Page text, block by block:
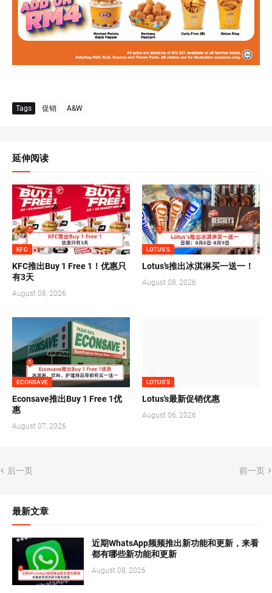
Tags 促销 A&W
延伸阅读
KFC
KFC推出Buy 1 Free 1！优惠只
有3天
August 08, 2026
LOTUS'S
Lotus’s推出冰淇淋买一送一！
August 08, 2026
ECONSAVE
Econsave推出Buy 1 Free 1优
惠
August 07, 2026
LOTUS'S
Lotus's最新促销优惠
August 06, 2026
后一页 前一页
最新文章
近期WhatsApp频频推出新功能和更新，来看
都有哪些新功能和更新
August 08, 2026